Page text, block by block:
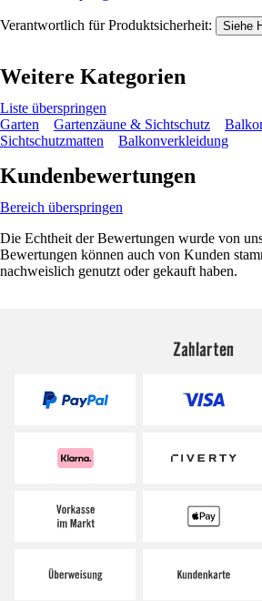
Verantwortlich für Produktsicherheit: Siehe
Weitere Kategorien
Liste überspringen
Garten
Gartenzäune & Sichtschutz
Sichtschutzmatten
Balkonverkleidung
Kundenbewertungen
Bereich überspringen
Die Echtheit der Bewertungen wurde von
Bewertungen können auch von Kunden
nachweislich genutzt oder gekauft haben.
Zahlarten